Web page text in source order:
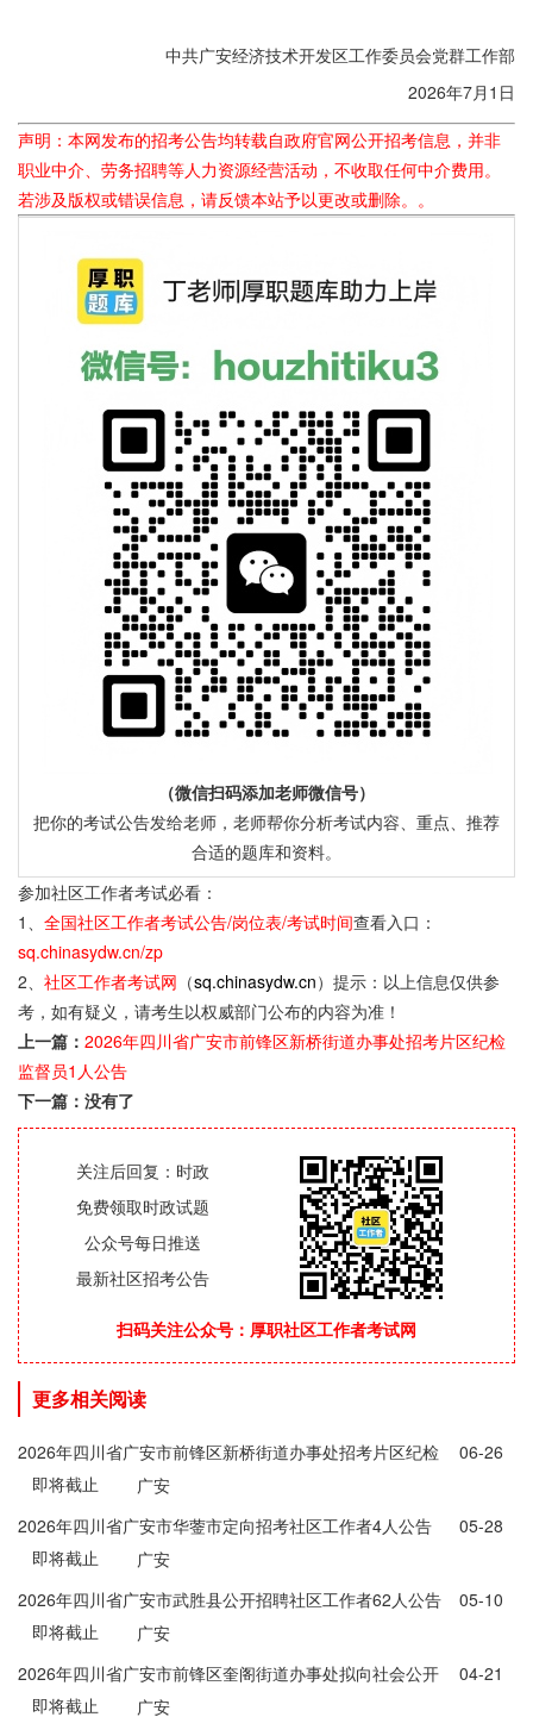
中共广安经济技术开发区工作委员会党群工作部
2026年7月1日
声明：本网发布的招考公告均转载自政府官网公开招考信息，并非
职业中介、劳务招聘等人力资源经营活动，不收取任何中介费用。
若涉及版权或错误信息，请反馈本站予以更改或删除。。
（微信扫码添加老师微信号）
把你的考试公告发给老师，老师帮你分析考试内容、重点、推荐
合适的题库和资料。
参加社区工作者考试必看：
1、 全国社区工作者考试公告/岗位表/考试时间查看入口：
sq.chinasydw.cn/zp
2、 社区工作者考试网 （sq.chinasydw.cn）提示：以上信息仅供参
考，如有疑义，请考生以权威部门公布的内容为准！
上一篇： 2026年四川省广安市前锋区新桥街道办事处招考片区纪检
监督员1人公告
下一篇：没有了
关注后回复：时政
免费领取时政试题
公众号每日推送
最新社区招考公告
扫码关注公众号：厚职社区工作者考试网
更多相关阅读
2026年四川省广安市前锋区新桥街道办事处招考片区纪检
监督员1人公告
06-26
即将截止
广安
2026年四川省广安市华蓥市定向招考社区工作者4人公告
05-28
即将截止
广安
2026年四川省广安市武胜县公开招聘社区工作者62人公告
05-10
即将截止
广安
2026年四川省广安市前锋区奎阁街道办事处拟向社会公开
招考6名联合党委工作人员公告
04-21
即将截止
广安